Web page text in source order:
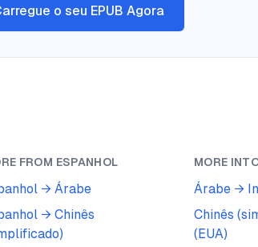
o seu EPUB Agora
FROM ESPANHOL
→ Árabe
→ Chinês
MORE
Árabe →
Chinês
(EUA)